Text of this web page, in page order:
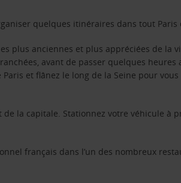
quelques itinéraires dans tout Paris
plus anciennes et plus appréciées de la
avant de passer quelques heures
et flânez le long de la Seine pour vous
la capitale. Stationnez votre véhicule à
français dans l’un des nombreux